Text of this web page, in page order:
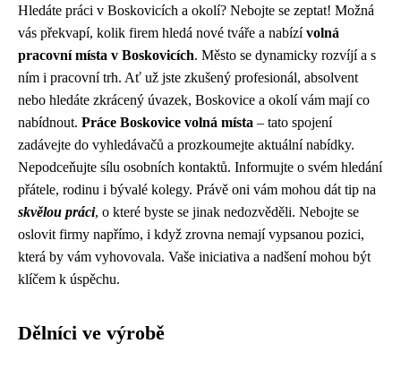
Hledáte práci v Boskovicích a okolí? Nebojte se zeptat! Možná
vás překvapí, kolik firem hledá nové tváře a nabízívolná
pracovní místa v Boskovicích. Město se dynamicky rozvíjí a s
ním i pracovní trh. Ať už jste zkušený profesionál, absolvent
nebo hledáte zkrácený úvazek, Boskovice a okolí vám mají co
nabídnout. Práce Boskovice volná místa – tato spojení
zadávejte do vyhledávačů a prozkoumejte aktuální nabídky.
Nepodceňujte sílu osobních kontaktů. Informujte o svém hledání
přátele, rodinu i bývalé kolegy. Právě oni vám mohou dát tip na
skvělou práci, o které byste se jinak nedozvěděli. Nebojte se
oslovit firmy napřímo, i když zrovna nemají vypsanou pozici,
která by vám vyhovovala. Vaše iniciativa a nadšení mohou být
klíčem k úspěchu.
Dělníci ve výrobě